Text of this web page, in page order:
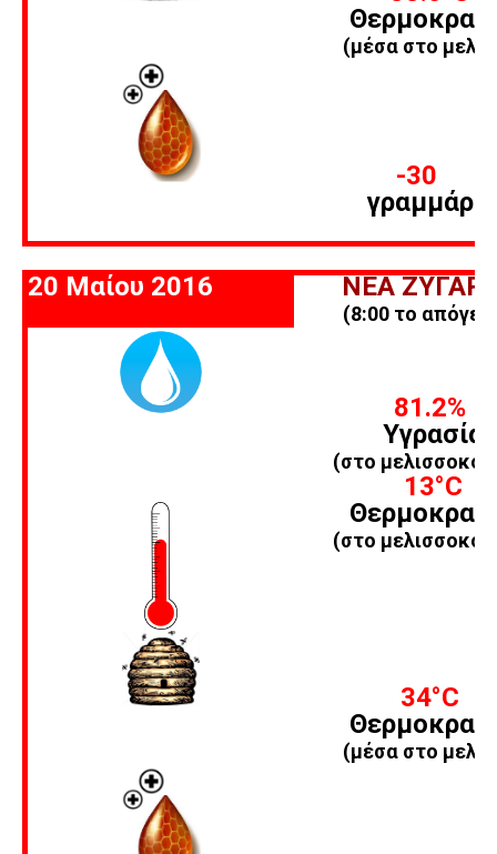
(μέσα στο
-30
γραμμάρια
20 Μαίου 2016 ΝΕΑ
(8:00 το
81.2%
Υγρασία
(στο
13°C
(στο
34°C
(μέσα στο